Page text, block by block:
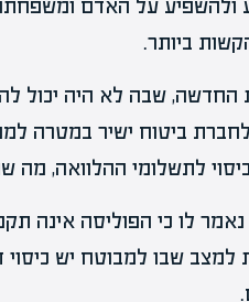
ולהשפיע על האדם
ביותר.
החדשה, שבה לא היה יכול
לחברת ביטוח ישיר במטרה
לתשלומי ההלוואה, מה
לו כי הפוליסה אינה
שבו למבוטח יש כיסוי